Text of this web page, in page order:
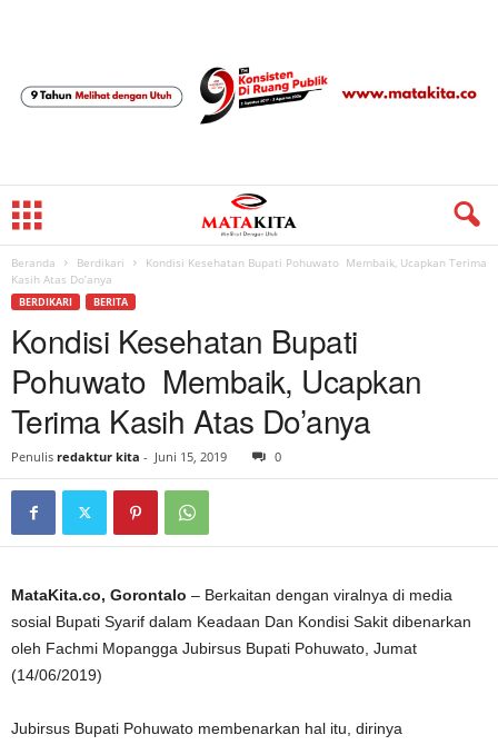
Beranda Berdikari
Kondisi Kesehatan Bupati Pohuwato Membaik, Ucapkan Terima
Kasih Atas Do’anya
BERDIKARI BERITA
Kondisi Kesehatan Bupati
Pohuwato Membaik, Ucapkan
Terima Kasih Atas Do’anya
Penulis redaktur kita - Juni 15, 2019 0
MataKita.co, Gorontalo – Berkaitan dengan viralnya di media
sosial Bupati Syarif dalam Keadaan Dan Kondisi Sakit dibenarkan
oleh Fachmi Mopangga Jubirsus Bupati Pohuwato, Jumat
(14/06/2019)
Jubirsus Bupati Pohuwato membenarkan hal itu, dirinya